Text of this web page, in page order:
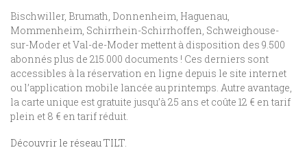
Bischwiller, Brumath, Donnenheim, Haguenau,
Mommenheim, Schirrhein-Schirrhoffen, Schweighouse-
sur-Moder et Val-de-Moder mettent à disposition des 9.500
abonnés plus de 215.000 documents ! Ces derniers sont
accessibles à la réservation en ligne depuis le site internet
ou l’application mobile lancée au printemps. Autre avantage,
la carte unique est gratuite jusqu’à 25 ans et coûte 12 € en tarif
plein et 8 € en tarif réduit.
Découvrir le réseau TILT.